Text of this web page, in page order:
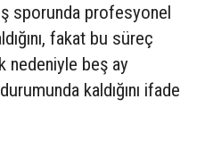
sporunda profesyonel
fakat bu süreç
nedeniyle beş ay
kaldığını ifade